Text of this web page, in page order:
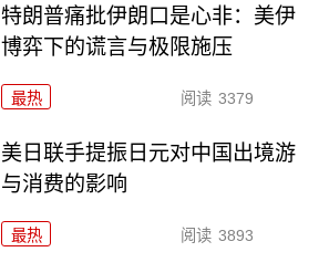
特朗普痛批伊朗口是心非：美伊
博弈下的谎言与极限施压
最热 阅读 3379
美日联手提振日元对中国出境游
与消费的影响
最热 阅读 3893